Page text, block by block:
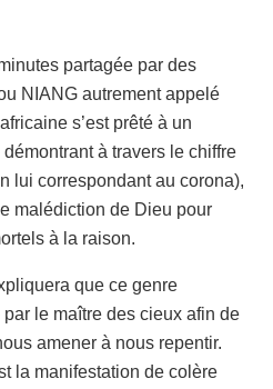
partagée par des
NIANG autrement appelé
s’est prêté à un
à travers le chiffre
lui correspondant au corona),
malédiction de Dieu pour
à la raison.
que ce genre
le maître des cieux afin de
amener à nous repentir.
la manifestation de colère